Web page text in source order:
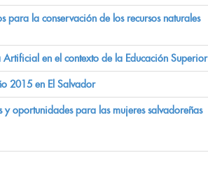
para la conservación de los recursos naturales
en el contexto de la Educación Superior
2015 en El Salvador
oportunidades para las mujeres salvadoreñas